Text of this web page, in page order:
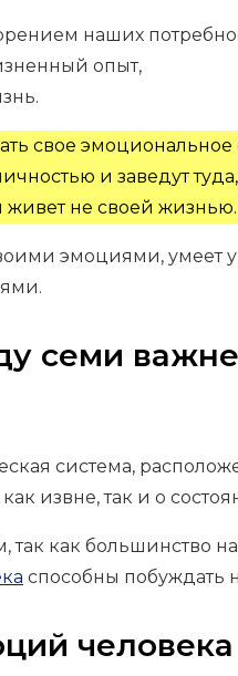
наших
опыт,
свое
и заведут
живет не своей жизнью.
эмоциями, умеет
семи
система,
извне, так и о
как большинство
способны побуждать
человека